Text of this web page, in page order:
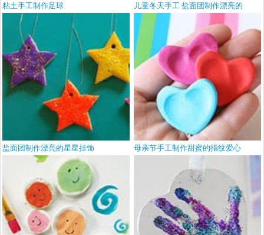
粘土手工制作足球 儿童冬天手工 盐面团制作漂亮的
盐面团制作漂亮的星星挂饰 母亲节手工制作甜蜜的指纹爱心